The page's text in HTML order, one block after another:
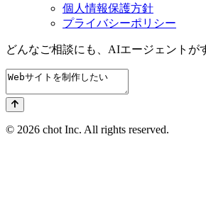
個人情報保護方針
プライバシーポリシー
どんなご相談にも、 AIエージェントが
© 2026 chot Inc. All rights reserved.